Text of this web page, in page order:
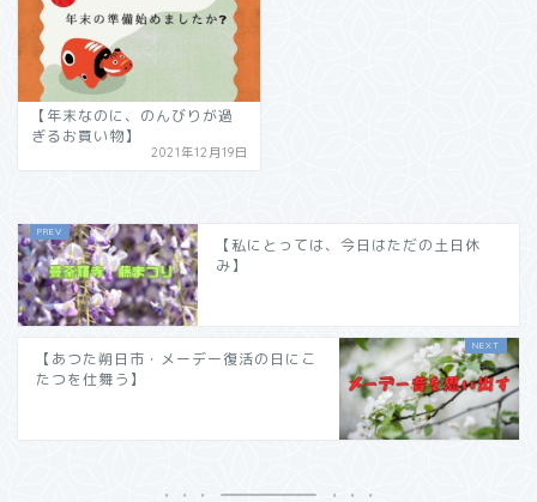
【年末なのに、のんびりが過
ぎるお買い物】
2021年12月19日
【私にとっては、今日はただの土日休
み】
【あつた朔日市・メーデー復活の日にこ
たつを仕舞う】